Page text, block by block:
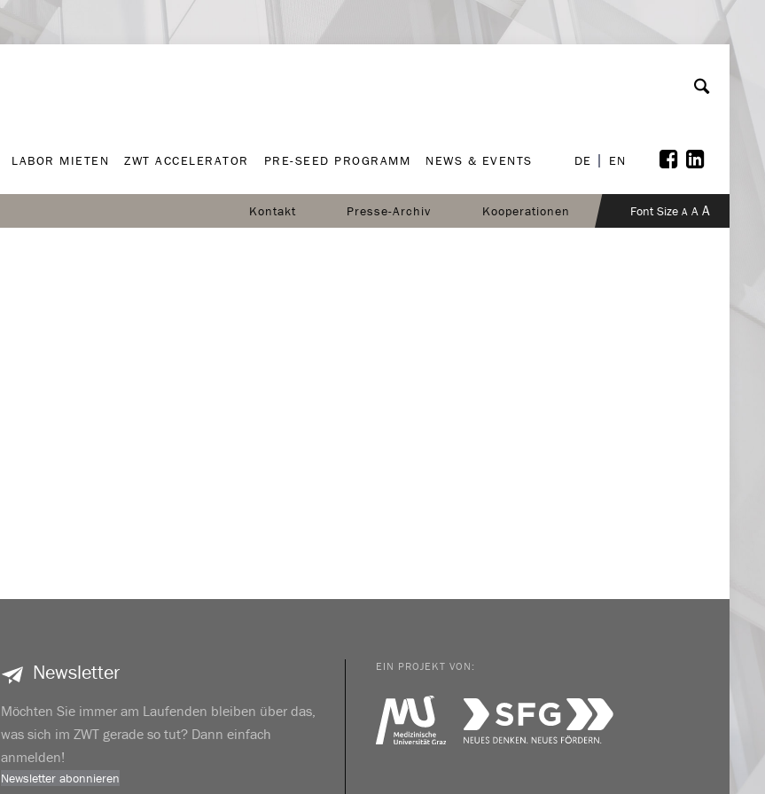
LABOR MIETEN ZWT ACCELERATOR PRE-SEED PROGRAMM NEWS & EVENTS DE EN
Font Size A A A
Kooperationen
Presse-Archiv
Kontakt
Newsletter
Möchten Sie immer am Laufenden bleiben über das,
was sich im ZWT gerade so tut? Dann einfach
anmelden!
Newsletter abonnieren
EIN PROJEKT VON: